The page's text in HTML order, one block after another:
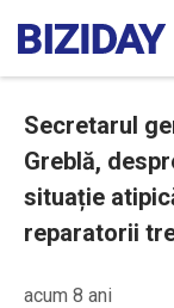
Secretarul
Greblă,
situație
reparatorii
acum 8 ani